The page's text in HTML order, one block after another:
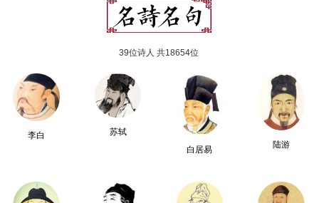
39位诗人 共18654位
李白
苏轼
白居易
陆游